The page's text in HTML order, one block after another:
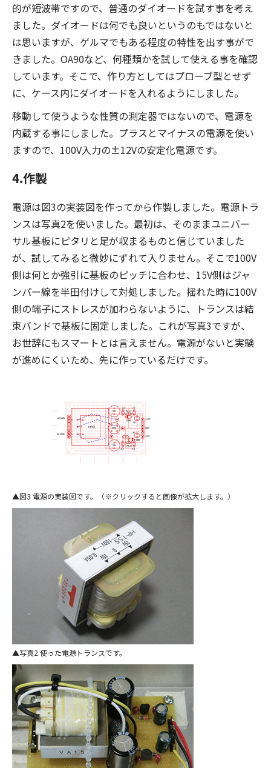
的が短波帯ですので、普通のダイオードを試す事を考え
ました。ダイオードは何でも良いというのもではないと
は思いますが、ゲルマでもある程度の特性を出す事がで
きました。OA90など、何種類かを試して使える事を確認
しています。そこで、作り方としてはプローブ型とせず
に、ケース内にダイオードを入れるようにしました。
移動して使うような性質の測定器ではないので、電源を
内蔵する事にしました。プラスとマイナスの電源を使い
ますので、100V入力の±12Vの安定化電源です。
4.作製
電源は図3の実装図を作ってから作製しました。電源トラ
ンスは写真2を使いました。最初は、そのままユニバー
サル基板にピタリと足が収まるものと信じていました
が、試してみると微妙にずれて入りません。そこで100V
側は何とか強引に基板のピッチに合わせ、15V側はジャ
ンパー線を半田付けして対処しました。揺れた時に100V
側の端子にストレスが加わらないように、トランスは結
束バンドで基板に固定しました。これが写真3ですが、
お世辞にもスマートとは言えません。電源がないと実験
が進めにくいため、先に作っているだけです。
図3 電源の実装図です。（※クリックすると画像が拡大します。）
写真2 使った電源トランスです。